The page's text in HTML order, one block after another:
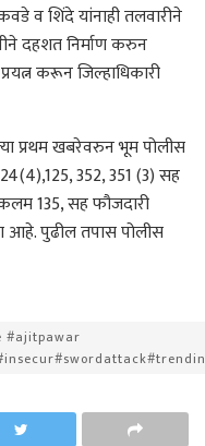
व शिंदे यांनाही तलवारीने
दहशत निर्माण करुन
करून जिल्हाधिकारी
प्रथम खबरेवरुन भूम पोलीस
352, 351 (3) सह
135, सह फौजदारी
आहे. पुढील तपास पोलीस
#ajitpawar